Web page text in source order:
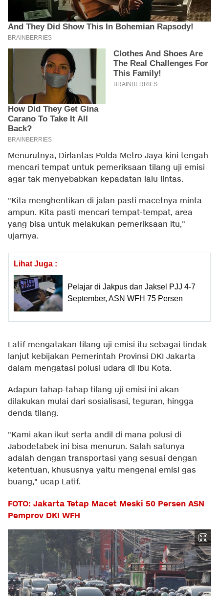
Menurutnya, Dirlantas Polda Metro Jaya kini tengah
mencari tempat untuk pemeriksaan tilang uji emisi
agar tak menyebabkan kepadatan lalu lintas.
"Kita menghentikan di jalan pasti macetnya minta
ampun. Kita pasti mencari tempat-tempat, area
yang bisa untuk melakukan pemeriksaan itu,"
ujarnya.
Lihat Juga :
Pelajar di Jakpus dan Jaksel PJJ 4-7
September, ASN WFH 75 Persen
Latif mengatakan tilang uji emisi itu sebagai tindak
lanjut kebijakan Pemerintah Provinsi DKI Jakarta
dalam mengatasi polusi udara di Ibu Kota.
Adapun tahap-tahap tilang uji emisi ini akan
dilakukan mulai dari sosialisasi, teguran, hingga
denda tilang.
"Kami akan ikut serta andil di mana polusi di
Jabodetabek ini bisa menurun. Salah satunya
adalah dengan transportasi yang sesuai dengan
ketentuan, khususnya yaitu mengenai emisi gas
buang," ucap Latif.
FOTO: Jakarta Tetap Macet Meski 50 Persen ASN
Pemprov DKI WFH